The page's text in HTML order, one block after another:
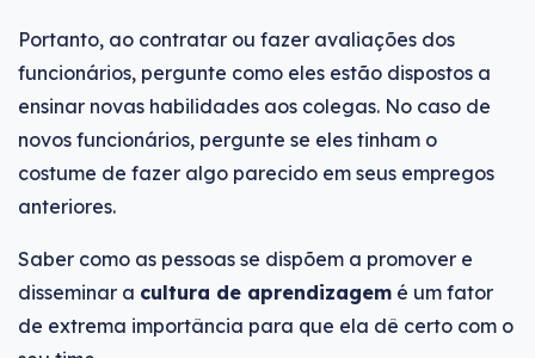
Portanto, ao contratar ou fazer avaliações dos
funcionários, pergunte como eles estão dispostos a
ensinar novas habilidades aos colegas. No caso de
novos funcionários, pergunte se eles tinham o
costume de fazer algo parecido em seus empregos
anteriores.
Saber como as pessoas se dispõem a promover e
disseminar a cultura de aprendizagem é um fator
de extrema importância para que ela dê certo com o